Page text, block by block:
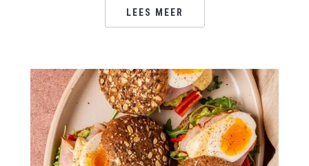
LEES MEER